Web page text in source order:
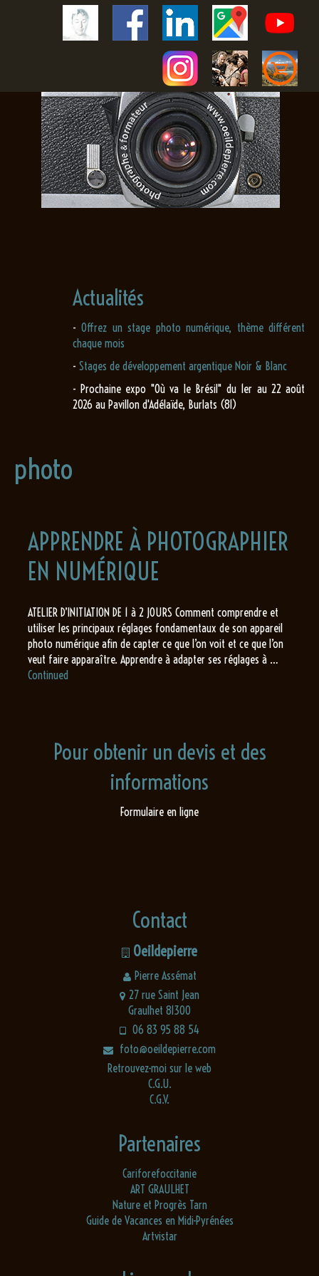
Actualités
-Offrez un stage photo numérique, thème différent
chaque mois
- Stages de développement argentique Noir & Blanc
- Prochaine expo "Où va le Brésil" du 1er au 22 août
2026 au Pavillon d'Adélaïde, Burlats (81)
photo
APPRENDRE À PHOTOGRAPHIER
EN NUMÉRIQUE
ATELIER D’INITIATION DE 1 à 2 JOURS Comment comprendre et
utiliser les principaux réglages fondamentaux de son appareil
photo numérique afin de capter ce que l’on voit et ce que l’on
veut faire apparaître. Apprendre à adapter ses réglages à …
Continued
Pour obtenir un devis et des
informations
Formulaire en ligne
Contact
Oeildepierre
Pierre Assémat
27 rue Saint Jean
Graulhet 81300
06 83 95 88 54
foto@oeildepierre.com
Retrouvez-moi sur le web
C.G.U.
C.G.V.
Partenaires
Cariforefoccitanie
ART GRAULHET
Nature et Progrès Tarn
Guide de Vacances en Midi-Pyrénées
Artvistar